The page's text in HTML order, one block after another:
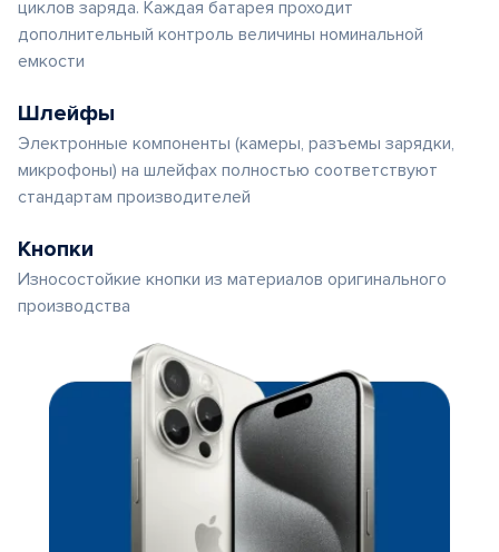
циклов заряда. Каждая батарея проходит
дополнительный контроль величины номинальной
емкости
Шлейфы
Электронные компоненты (камеры, разъемы зарядки,
микрофоны) на шлейфах полностью соответствуют
стандартам производителей
Кнопки
Износостойкие кнопки из материалов оригинального
производства